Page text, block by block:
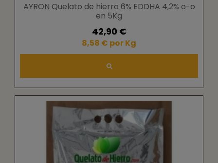
AYRON Quelato de hierro 6% EDDHA 4,2% o-o
en 5Kg
42,90 €
8,58 € por Kg